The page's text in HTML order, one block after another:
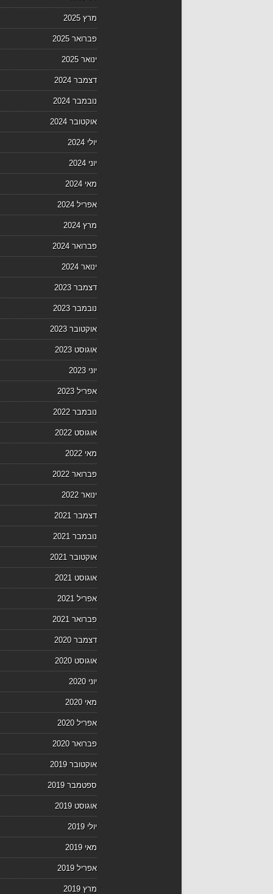
מרץ 2025
פברואר 2025
ינואר 2025
דצמבר 2024
נובמבר 2024
אוקטובר 2024
יולי 2024
יוני 2024
מאי 2024
אפריל 2024
מרץ 2024
פברואר 2024
ינואר 2024
דצמבר 2023
נובמבר 2023
אוקטובר 2023
אוגוסט 2023
יוני 2023
אפריל 2023
נובמבר 2022
אוגוסט 2022
מאי 2022
פברואר 2022
ינואר 2022
דצמבר 2021
נובמבר 2021
אוקטובר 2021
אוגוסט 2021
אפריל 2021
פברואר 2021
דצמבר 2020
אוגוסט 2020
יוני 2020
מאי 2020
אפריל 2020
פברואר 2020
אוקטובר 2019
ספטמבר 2019
אוגוסט 2019
יולי 2019
מאי 2019
אפריל 2019
מרץ 2019